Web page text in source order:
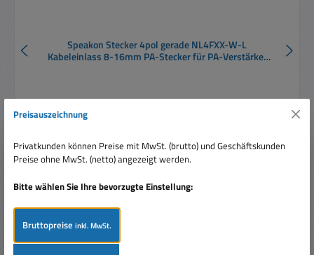
Speakon Stecker 4pol gerade NL4FXX-W-L
Kabeleinlass 8-16mm PA-Stecker für PA-Verstärker
Regulärer Preis:
Ab6,25 €
Preise inkl. MwSt. zzgl. Versandkosten
Preisauszeichnung
Privatkunden können Preise mit MwSt. (brutto) und Geschäftskunden
Preise ohne MwSt. (netto) angezeigt werden.
Bitte wählen Sie Ihre bevorzugte Einstellung:
Bruttopreiseinkl. MwSt.